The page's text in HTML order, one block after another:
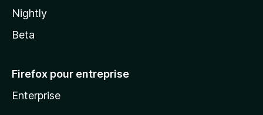
Nightly
Beta
Firefox pour entreprise
Enterprise